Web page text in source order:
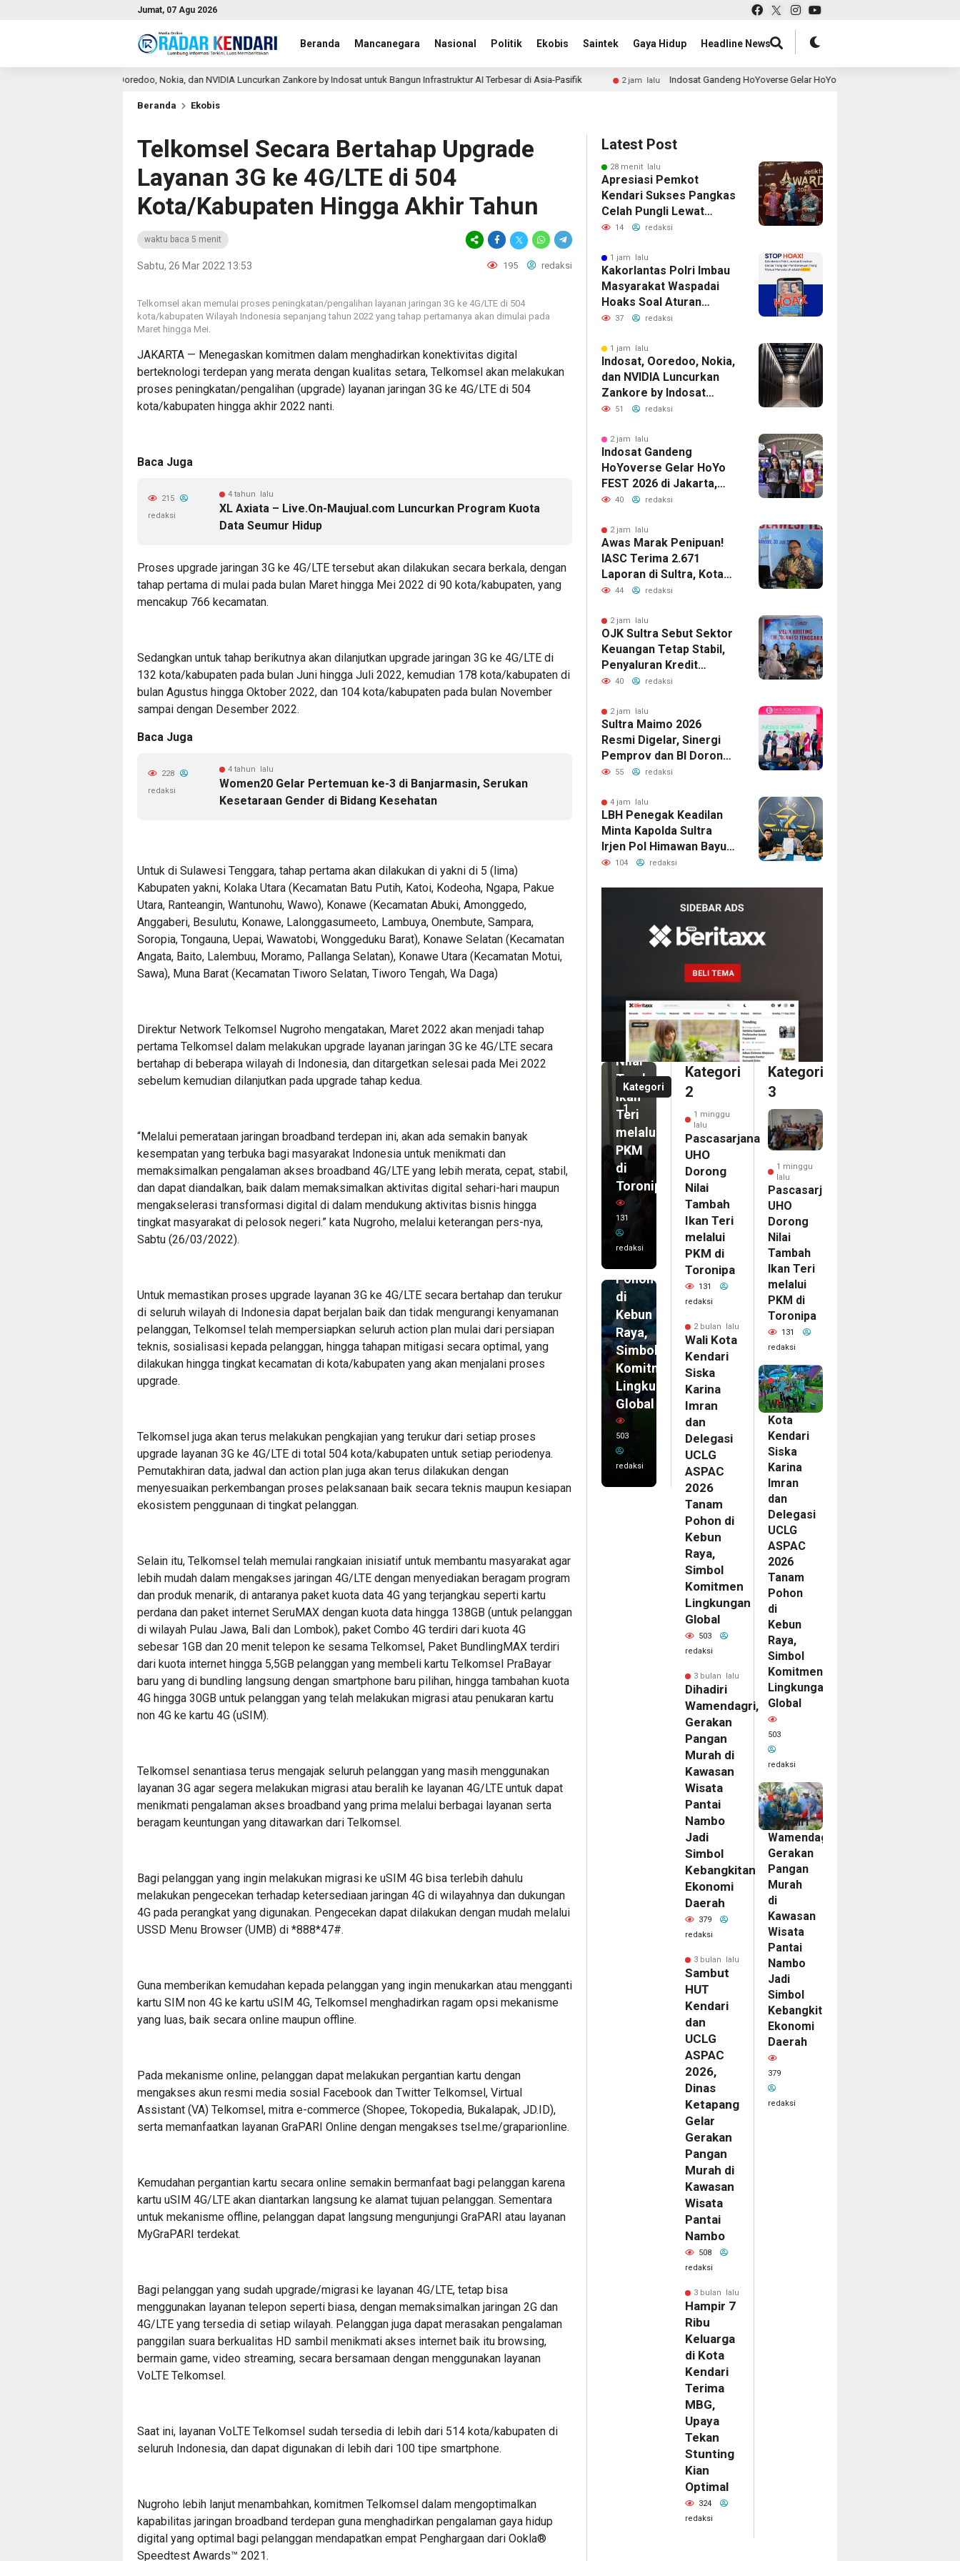
Jumat, 07 Agu 2026
Beranda Mancanegara Nasional Politik Ekobis Saintek Gaya Hidup Headline News
Ooredoo, Nokia, dan NVIDIA Luncurkan Zankore by Indosat untuk Bangun Infrastruktur AI Terbesar di Asia-Pasifik 2 jam lalu Indosat Gandeng HoYoverse Gelar HoYo FEST 2026 di Jakarta, Usung Koneksi 5G Tanpa
Beranda Ekobis
Telkomsel Secara Bertahap Upgrade
Layanan 3G ke 4G/LTE di 504
Kota/Kabupaten Hingga Akhir Tahun
waktu baca 5 menit
Sabtu, 26 Mar 2022 13:53 195 redaksi
Telkomsel akan memulai proses peningkatan/pengalihan layanan jaringan 3G ke 4G/LTE di 504
kota/kabupaten Wilayah Indonesia sepanjang tahun 2022 yang tahap pertamanya akan dimulai pada
Maret hingga Mei.
JAKARTA — Menegaskan komitmen dalam menghadirkan konektivitas digital
berteknologi terdepan yang merata dengan kualitas setara, Telkomsel akan melakukan
proses peningkatan/pengalihan (upgrade) layanan jaringan 3G ke 4G/LTE di 504
kota/kabupaten hingga akhir 2022 nanti.
Baca Juga
4 tahun lalu
XL Axiata – Live.On-Maujual.com Luncurkan Program Kuota
Data Seumur Hidup
215
redaksi
Proses upgrade jaringan 3G ke 4G/LTE tersebut akan dilakukan secara berkala, dengan
tahap pertama di mulai pada bulan Maret hingga Mei 2022 di 90 kota/kabupaten, yang
mencakup 766 kecamatan.
Sedangkan untuk tahap berikutnya akan dilanjutkan upgrade jaringan 3G ke 4G/LTE di
132 kota/kabupaten pada bulan Juni hingga Juli 2022, kemudian 178 kota/kabupaten di
bulan Agustus hingga Oktober 2022, dan 104 kota/kabupaten pada bulan November
sampai dengan Desember 2022.
Baca Juga
4 tahun lalu
Women20 Gelar Pertemuan ke-3 di Banjarmasin, Serukan
Kesetaraan Gender di Bidang Kesehatan
228
redaksi
Untuk di Sulawesi Tenggara, tahap pertama akan dilakukan di yakni di 5 (lima)
Kabupaten yakni, Kolaka Utara (Kecamatan Batu Putih, Katoi, Kodeoha, Ngapa, Pakue
Utara, Ranteangin, Wantunohu, Wawo), Konawe (Kecamatan Abuki, Amonggedo,
Anggaberi, Besulutu, Konawe, Lalonggasumeeto, Lambuya, Onembute, Sampara,
Soropia, Tongauna, Uepai, Wawatobi, Wonggeduku Barat), Konawe Selatan (Kecamatan
Angata, Baito, Lalembuu, Moramo, Pallanga Selatan), Konawe Utara (Kecamatan Motui,
Sawa), Muna Barat (Kecamatan Tiworo Selatan, Tiworo Tengah, Wa Daga)
Direktur Network Telkomsel Nugroho mengatakan, Maret 2022 akan menjadi tahap
pertama Telkomsel dalam melakukan upgrade layanan jaringan 3G ke 4G/LTE secara
bertahap di beberapa wilayah di Indonesia, dan ditargetkan selesai pada Mei 2022
sebelum kemudian dilanjutkan pada upgrade tahap kedua.
“Melalui pemerataan jaringan broadband terdepan ini, akan ada semakin banyak
kesempatan yang terbuka bagi masyarakat Indonesia untuk menikmati dan
memaksimalkan pengalaman akses broadband 4G/LTE yang lebih merata, cepat, stabil,
dan dapat diandalkan, baik dalam memaksimalkan aktivitas digital sehari-hari maupun
mengakselerasi transformasi digital di dalam mendukung aktivitas bisnis hingga
tingkat masyarakat di pelosok negeri.” kata Nugroho, melalui keterangan pers-nya,
Sabtu (26/03/2022).
Untuk memastikan proses upgrade layanan 3G ke 4G/LTE secara bertahap dan terukur
di seluruh wilayah di Indonesia dapat berjalan baik dan tidak mengurangi kenyamanan
pelanggan, Telkomsel telah mempersiapkan seluruh action plan mulai dari persiapan
teknis, sosialisasi kepada pelanggan, hingga tahapan mitigasi secara optimal, yang
dilakukan hingga tingkat kecamatan di kota/kabupaten yang akan menjalani proses
upgrade.
Telkomsel juga akan terus melakukan pengkajian yang terukur dari setiap proses
upgrade layanan 3G ke 4G/LTE di total 504 kota/kabupaten untuk setiap periodenya.
Pemutakhiran data, jadwal dan action plan juga akan terus dilakukan dengan
menyesuaikan perkembangan proses pelaksanaan baik secara teknis maupun kesiapan
ekosistem penggunaan di tingkat pelanggan.
Selain itu, Telkomsel telah memulai rangkaian inisiatif untuk membantu masyarakat agar
lebih mudah dalam mengakses jaringan 4G/LTE dengan menyediakan beragam program
dan produk menarik, di antaranya paket kuota data 4G yang terjangkau seperti kartu
perdana dan paket internet SeruMAX dengan kuota data hingga 138GB (untuk pelanggan
di wilayah Pulau Jawa, Bali dan Lombok), paket Combo 4G terdiri dari kuota 4G
sebesar 1GB dan 20 menit telepon ke sesama Telkomsel, Paket BundlingMAX terdiri
dari kuota internet hingga 5,5GB pelanggan yang membeli kartu Telkomsel PraBayar
baru yang di bundling langsung dengan smartphone baru pilihan, hingga tambahan kuota
4G hingga 30GB untuk pelanggan yang telah melakukan migrasi atau penukaran kartu
non 4G ke kartu 4G (uSIM).
Telkomsel senantiasa terus mengajak seluruh pelanggan yang masih menggunakan
layanan 3G agar segera melakukan migrasi atau beralih ke layanan 4G/LTE untuk dapat
menikmati pengalaman akses broadband yang prima melalui berbagai layanan serta
beragam keuntungan yang ditawarkan dari Telkomsel.
Bagi pelanggan yang ingin melakukan migrasi ke uSIM 4G bisa terlebih dahulu
melakukan pengecekan terhadap ketersediaan jaringan 4G di wilayahnya dan dukungan
4G pada perangkat yang digunakan. Pengecekan dapat dilakukan dengan mudah melalui
USSD Menu Browser (UMB) di *888*47#.
Guna memberikan kemudahan kepada pelanggan yang ingin menukarkan atau mengganti
kartu SIM non 4G ke kartu uSIM 4G, Telkomsel menghadirkan ragam opsi mekanisme
yang luas, baik secara online maupun offline.
Pada mekanisme online, pelanggan dapat melakukan pergantian kartu dengan
mengakses akun resmi media sosial Facebook dan Twitter Telkomsel, Virtual
Assistant (VA) Telkomsel, mitra e-commerce (Shopee, Tokopedia, Bukalapak, JD.ID),
serta memanfaatkan layanan GraPARI Online dengan mengakses tsel.me/graparionline.
Kemudahan pergantian kartu secara online semakin bermanfaat bagi pelanggan karena
kartu uSIM 4G/LTE akan diantarkan langsung ke alamat tujuan pelanggan. Sementara
untuk mekanisme offline, pelanggan dapat langsung mengunjungi GraPARI atau layanan
MyGraPARI terdekat.
Bagi pelanggan yang sudah upgrade/migrasi ke layanan 4G/LTE, tetap bisa
menggunakan layanan telepon seperti biasa, dengan memaksimalkan jaringan 2G dan
4G/LTE yang tersedia di setiap wilayah. Pelanggan juga dapat merasakan pengalaman
panggilan suara berkualitas HD sambil menikmati akses internet baik itu browsing,
bermain game, video streaming, secara bersamaan dengan menggunakan layanan
VoLTE Telkomsel.
Saat ini, layanan VoLTE Telkomsel sudah tersedia di lebih dari 514 kota/kabupaten di
seluruh Indonesia, dan dapat digunakan di lebih dari 100 tipe smartphone.
Nugroho lebih lanjut menambahkan, komitmen Telkomsel dalam mengoptimalkan
kapabilitas jaringan broadband terdepan guna menghadirkan pengalaman gaya hidup
digital yang optimal bagi pelanggan mendapatkan empat Penghargaan dari Ookla®
Speedtest Awards™ 2021.
Latest Post
28 menit lalu
Apresiasi Pemkot
Kendari Sukses Pangkas
Celah Pungli Lewat
Sistem Digital
14 redaksi
1 jam lalu
Kakorlantas Polri Imbau
Masyarakat Waspadai
Hoaks Soal Aturan
Tilang Baru
37 redaksi
1 jam lalu
Indosat, Ooredoo, Nokia,
dan NVIDIA Luncurkan
Zankore by Indosat
untuk Bangun
Terbesar di Asia-Pasifik
51 redaksi
2 jam lalu
Indosat Gandeng
HoYoverse Gelar HoYo
FEST 2026 di Jakarta,
Usung Koneksi 5G Tanpa
40 redaksi
2 jam lalu
Awas Marak Penipuan!
IASC Terima 2.671
Laporan di Sultra, Kota
Kendari Terbanyak
44 redaksi
2 jam lalu
OJK Sultra Sebut Sektor
Keuangan Tetap Stabil,
Penyaluran Kredit
Tembus Rp54,61 Triliun
40 redaksi
2 jam lalu
Sultra Maimo 2026
Resmi Digelar, Sinergi
Pemprov dan BI Dorong
UMKM Naik Kelas dan Go
55 redaksi
4 jam lalu
LBH Penegak Keadilan
Minta Kapolda Sultra
Irjen Pol Himawan Bayu
Aji Atensi Laporan
104 redaksi
Kategori
1
Pascasarjana
UHO
Dorong
Nilai
Tambah
Ikan
Teri
melalui
PKM
di
Toronipa
131
redaksi
bulan
lalu
Wali
Kota
Kendari
Siska
Karina
Imran
dan
Delegasi
UCLG
ASPAC
2026
Pohon
di
Kebun
Raya,
Simbol
Komitmen
Lingkungan
Global
503
redaksi
Kategori
2
1 minggu
lalu
Pascasarjana
UHO
Dorong
Nilai
Tambah
Ikan Teri
melalui
PKM di
Toronipa
131
redaksi
2 bulan lalu
Wali Kota
Kendari
Siska
Karina
Imran
dan
Delegasi
UCLG
ASPAC
2026
Tanam
Pohon di
Kebun
Raya,
Simbol
Komitmen
Lingkungan
Global
503
redaksi
3 bulan lalu
Dihadiri
Wamendagri,
Gerakan
Pangan
Murah di
Kawasan
Wisata
Pantai
Nambo
Jadi
Simbol
Kebangkitan
Ekonomi
Daerah
379
redaksi
3 bulan lalu
Sambut
HUT
Kendari
dan
UCLG
ASPAC
2026,
Dinas
Ketapang
Gelar
Gerakan
Pangan
Murah di
Kawasan
Wisata
Pantai
Nambo
508
redaksi
3 bulan lalu
Hampir 7
Ribu
Keluarga
di Kota
Kendari
Terima
MBG,
Upaya
Tekan
Stunting
Kian
Optimal
324
redaksi
Kategori
3
1 minggu
lalu
Pascasarjana
UHO
Dorong
Nilai
Tambah
Ikan Teri
melalui
PKM di
Toronipa
131
redaksi
2
bulan
lalu
Wali
Kota
Kendari
Siska
Karina
Imran
dan
Delegasi
UCLG
ASPAC
2026
Tanam
Pohon
di
Kebun
Raya,
Simbol
Komitmen
Lingkungan
Global
503
redaksi
3
bulan
lalu
Dihadiri
Wamendagri,
Gerakan
Pangan
Murah
di
Kawasan
Wisata
Pantai
Nambo
Jadi
Simbol
Kebangkitan
Ekonomi
Daerah
379
redaksi